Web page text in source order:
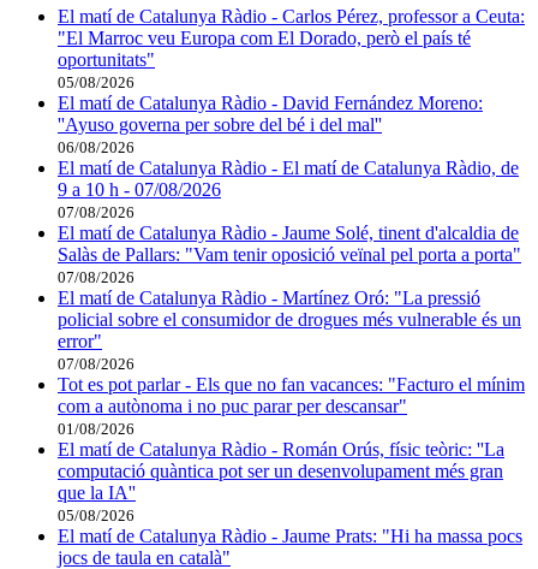
El matí de Catalunya Ràdio - Carlos Pérez, professor a Ceuta:
"El Marroc veu Europa com El Dorado, però el país té
oportunitats"
05/08/2026
El matí de Catalunya Ràdio - David Fernández Moreno:
''Ayuso governa per sobre del bé i del mal''
06/08/2026
El matí de Catalunya Ràdio - El matí de Catalunya Ràdio, de
9 a 10 h - 07/08/2026
07/08/2026
El matí de Catalunya Ràdio - Jaume Solé, tinent d'alcaldia de
Salàs de Pallars: "Vam tenir oposició veïnal pel porta a porta"
07/08/2026
El matí de Catalunya Ràdio - Martínez Oró: "La pressió
policial sobre el consumidor de drogues més vulnerable és un
error"
07/08/2026
Tot es pot parlar - Els que no fan vacances: "Facturo el mínim
com a autònoma i no puc parar per descansar"
01/08/2026
El matí de Catalunya Ràdio - Román Orús, físic teòric: ''La
computació quàntica pot ser un desenvolupament més gran
que la IA''
05/08/2026
El matí de Catalunya Ràdio - Jaume Prats: "Hi ha massa pocs
jocs de taula en català"